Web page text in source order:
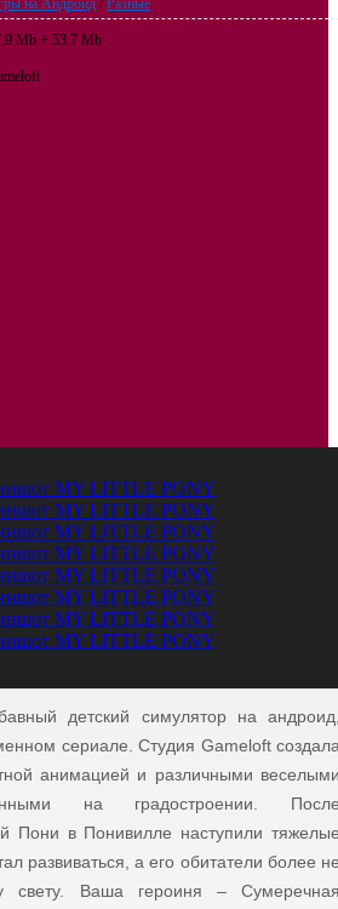
на Андроид /Разные
Mb + 53.7 Mb
детский симулятор на
сериале. Студия Gameloft
анимацией и различными
на градостроении.
Пони в Понивилле наступили
развиваться, а его обитатели более
свету. Ваша героиня –